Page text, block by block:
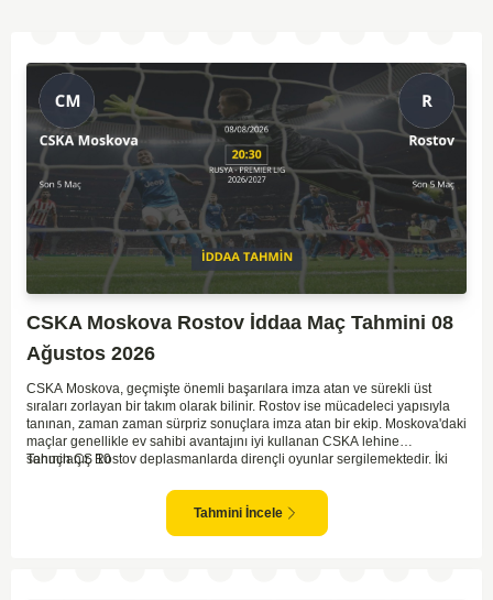
CSKA Moskova Rostov İddaa Maç Tahmini 08
Ağustos 2026
CSKA Moskova, geçmişte önemli başarılara imza atan ve sürekli üst
sıraları zorlayan bir takım olarak bilinir. Rostov ise mücadeleci yapısıyla
tanınan, zaman zaman sürpriz sonuçlara imza atan bir ekip. Moskova'daki
maçlar genellikle ev sahibi avantajını iyi kullanan CSKA lehine
sonuçlanır. Rostov deplasmanlarda dirençli oyunlar sergilemektedir. İki
göstermektedir. CSKA'nın evinde oynayacak olması ve genel istatistikler
göz önüne alındığında, CSKA'nın sahasında kolay kolay puan
kaybetmeyeceğini söyleyebiliriz.
Tahmin ÇŞ 10
Tahmini İncele